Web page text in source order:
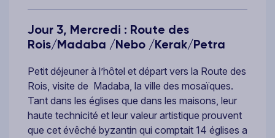
Jour 3, Mercredi : Route des
Rois/Madaba /Nebo /Kerak/Petra
Petit déjeuner à l’hôtel et départ vers la Route des
Rois, visite de Madaba, la ville des mosaïques.
Tant dans les églises que dans les maisons, leur
haute technicité et leur valeur artistique prouvent
que cet évêché byzantin qui comptait 14 églises a